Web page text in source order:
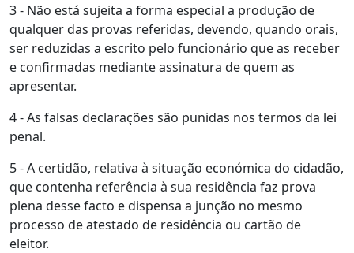
3 - Não está sujeita a forma especial a produção de
qualquer das provas referidas, devendo, quando orais,
ser reduzidas a escrito pelo funcionário que as receber
e confirmadas mediante assinatura de quem as
apresentar.
4 - As falsas declarações são punidas nos termos da lei
penal.
5 - A certidão, relativa à situação económica do cidadão,
que contenha referência à sua residência faz prova
plena desse facto e dispensa a junção no mesmo
processo de atestado de residência ou cartão de
eleitor.